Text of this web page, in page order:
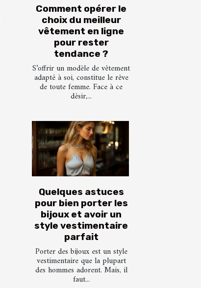
Comment opérer le
choix du meilleur
vêtement en ligne
pour rester
tendance ?
S’offrir un modèle de vêtement
adapté à soi, constitue le rêve
de toute femme. Face à ce
désir,...
Quelques astuces
pour bien porter les
bijoux et avoir un
style vestimentaire
parfait
Porter des bijoux est un style
vestimentaire que la plupart
des hommes adorent. Mais, il
faut...